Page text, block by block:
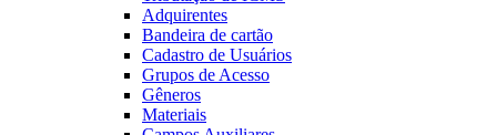
Adquirentes
Bandeira de cartão
Cadastro de Usuários
Grupos de Acesso
Gêneros
Materiais